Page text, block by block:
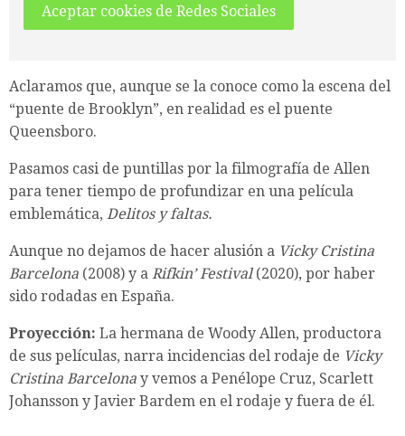
Aceptar cookies de Redes Sociales
Aclaramos que, aunque se la conoce como la escena del
“puente de Brooklyn”, en realidad es el puente
Queensboro.
Pasamos casi de puntillas por la filmografía de Allen
para tener tiempo de profundizar en una película
emblemática, Delitos y faltas.
Aunque no dejamos de hacer alusión a Vicky Cristina
Barcelona (2008) y a Rifkin’ Festival (2020), por haber
sido rodadas en España.
Proyección: La hermana de Woody Allen, productora
de sus películas, narra incidencias del rodaje de Vicky
Cristina Barcelona y vemos a Penélope Cruz, Scarlett
Johansson y Javier Bardem en el rodaje y fuera de él.